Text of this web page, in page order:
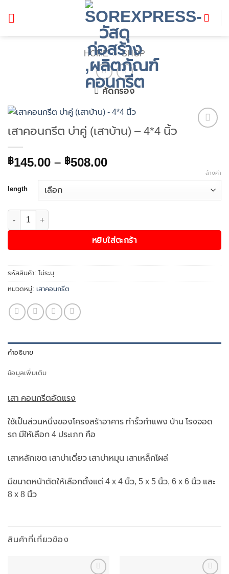
HOME » SHOP
คัดกรอง
เสาคอนกรีต บ่าคู่ (เสาบ้าน) – 4*4 นิ้ว
฿145.00 – ฿508.00Price
through
length
ล้างค่า
จำนวน เสาคอนกรีต บ่าคู่ (เสาบ้าน) - 4*4 นิ้ว ชิ้น
หยิบใส่ตะกร้า
รหัสสินค้า: ไม่ระบุ
หมวดหมู่: เสาคอนกรีต
คำอธิบาย
ข้อมูลเพิ่มเติม
เสา คอนกรีตอัดแรง
ใช้เป็นส่วนหนึ่งของโครงสร้าอาคาร ทำรั้วกำแพง บ้าน โรงจอด
รถ มีให้เลือก 4 ประเภท คือ
เสาหลักเขต เสาบ่าเดี่ยว เสาบ่าหมุน เสาเหล็กโผล่
มีขนาดหน้าตัดให้เลือกตั้งแต่ 4 x 4 นิ้ว, 5 x 5 นิ้ว, 6 x 6 นิ้ว และ
8 x 8 นิ้ว
สินค้าที่เกี่ยวข้อง